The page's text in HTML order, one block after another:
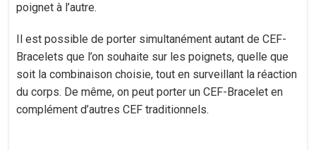
poignet à l’autre.
Il est possible de porter simultanément autant de CEF-
Bracelets que l’on souhaite sur les poignets, quelle que
soit la combinaison choisie, tout en surveillant la réaction
du corps. De même, on peut porter un CEF-Bracelet en
complément d’autres CEF traditionnels.